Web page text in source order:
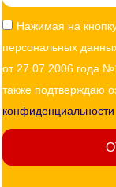
Согласие
Нажимая на
персональных
от 27.07.2006 года
также подтверждаю
конфиденциальности